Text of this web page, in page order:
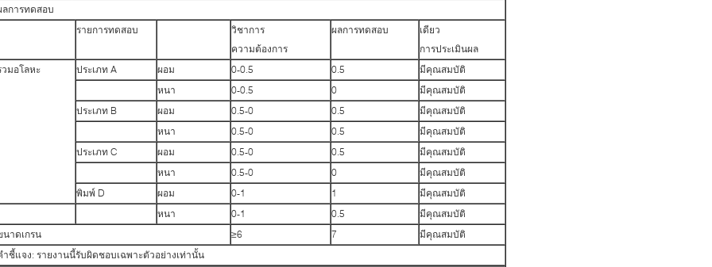
ลการทดสอบ
รายการทดสอบ
วิชาการ
ความต้องการ
ผลการทดสอบ
เดียว
การประเมินผล
วมอโลหะ
ประเภท A ผอม 0-0.5 0.5
มีคุณสมบัติ
หนา
0-0.5 0
มีคุณสมบัติ
ประเภท B
ผอม 0.5-0 0.5
มีคุณสมบัติ
หนา
0.5-0 0.5
มีคุณสมบัติ
ประเภท C
ผอม 0.5-0 0.5
มีคุณสมบัติ
หนา
0.5-0 0
มีคุณสมบัติ
พิมพ์ D
ผอม 0-1 1
มีคุณสมบัติ
หนา
0-1 0.5
มีคุณสมบัติ
นาดเกรน
≥6 7
มีคุณสมบัติ
ำชี้แจง: รายงานนี้รับผิดชอบเฉพาะตัวอย่างเท่านั้น